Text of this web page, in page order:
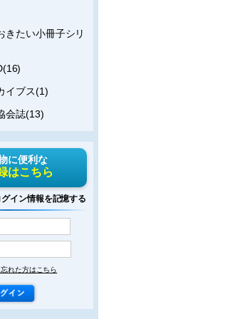
きたい小冊子シリ
イブス(1)
会誌(13)
に便利な
はこちら
グイン情報を記憶する
れた方はこちら